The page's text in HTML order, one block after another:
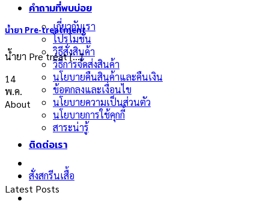
คำถามที่พบบ่อย
เกี่ยวกับเรา
โปรโมชั่น
วิธีสั่งสินค้า
วิธีการจัดส่งสินค้า
นโยบายคืนสินค้าและคืนเงิน
ข้อตกลงและเงื่อนไข
นโยบายความเป็นส่วนตัว
นโยบายการใช้คุกกี้
สาระน่ารู้
ติดต่อเรา
สั่งสกรีนเสื้อ
น้ำยา Pre-treatment
น้ำยา Pre treat [...]
14
พ.ค.
About
Latest Posts